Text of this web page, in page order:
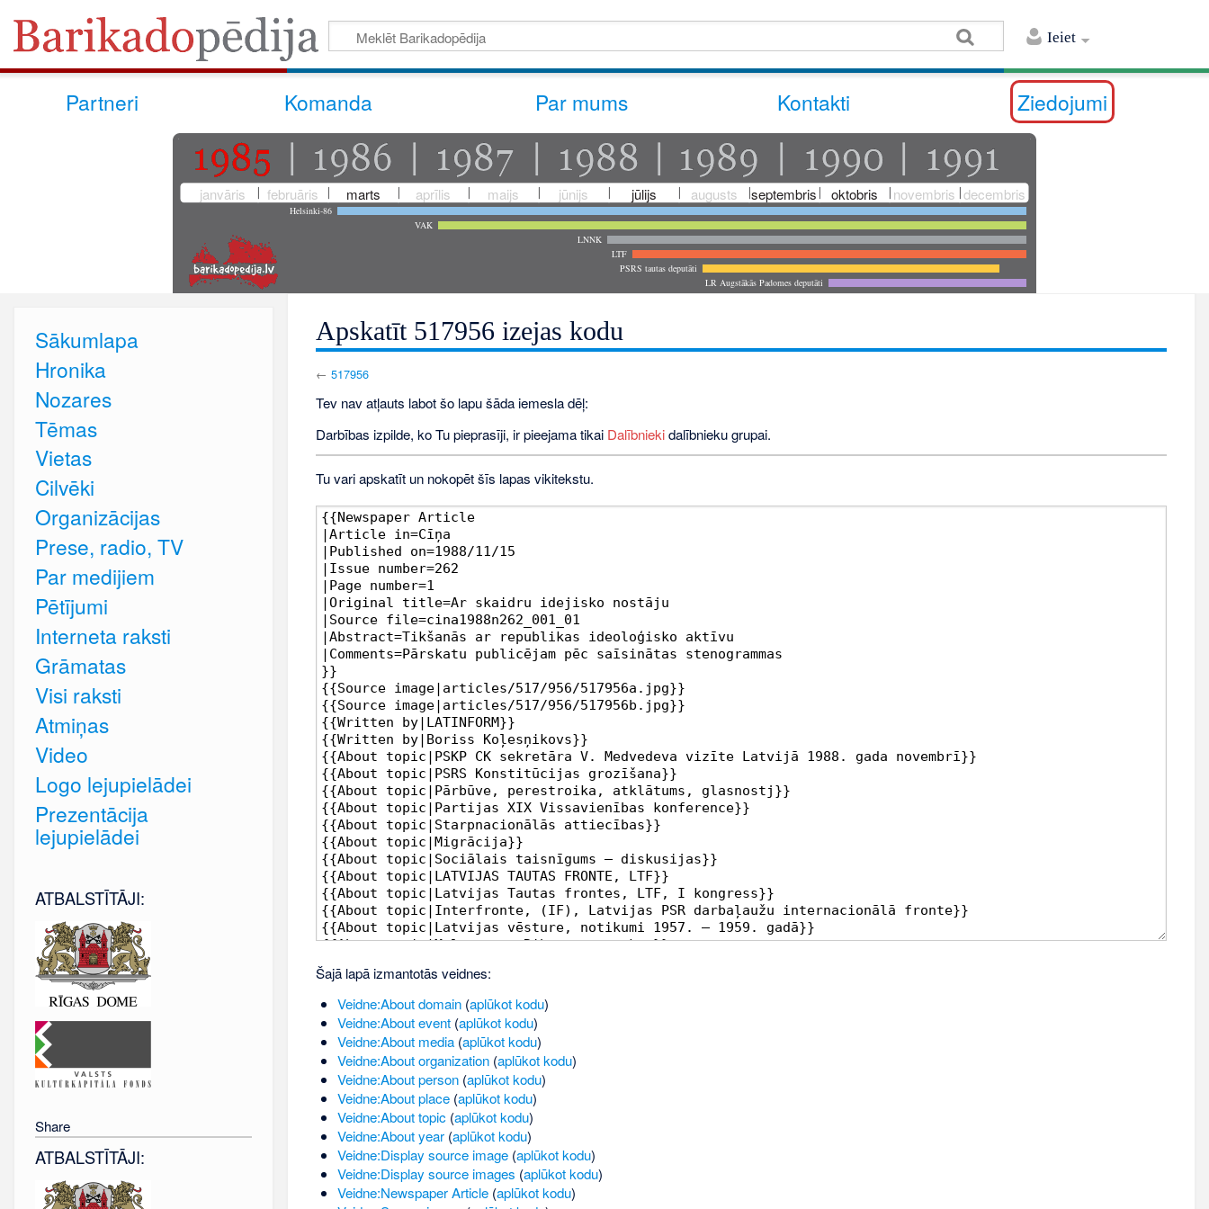
Ieiet
Partneri Komanda Par mums Kontakti Ziedojumi
janvāris februāris marts aprīlis maijs jūnijs jūlijs augusts septembris oktobris novembris decembris
Helsinki-86
VAK
LNNK
LTF
PSRS tautas deputāti
LR Augstākās Padomes deputāti
Apskatīt 517956 izejas kodu
← 517956
Tev nav atļauts labot šo lapu šāda iemesla dēļ:
Darbības izpilde, ko Tu pieprasīji, ir pieejama tikai Dalībniekidalībnieku grupai.
Tu vari apskatīt un nokopēt šīs lapas vikitekstu.
Šajā lapā izmantotās veidnes:
Veidne:About domain(aplūkot kodu)
Veidne:About event(aplūkot kodu)
Veidne:About media(aplūkot kodu)
Veidne:About organization(aplūkot kodu)
Veidne:About person(aplūkot kodu)
Veidne:About place(aplūkot kodu)
Veidne:About topic(aplūkot kodu)
Veidne:About year(aplūkot kodu)
Veidne:Display source image(aplūkot kodu)
Veidne:Display source images (aplūkot kodu)
Veidne:Newspaper Article(aplūkot kodu)
Sākumlapa
Hronika
Nozares
Tēmas
Vietas
Cilvēki
Organizācijas
Prese, radio, TV
Par medijiem
Pētījumi
Interneta raksti
Grāmatas
Visi raksti
Atmiņas
Video
Logo lejupielādei
Prezentācija
lejupielādei
ATBALSTĪTĀJI:
Share
ATBALSTĪTĀJI: